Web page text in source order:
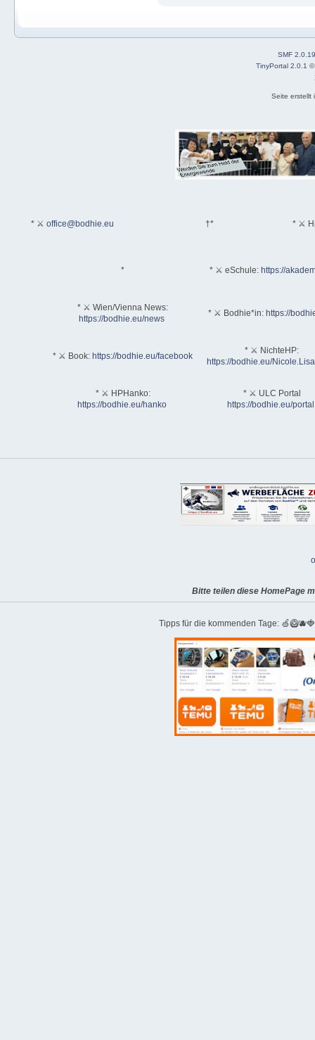
SMF 2.0.19
TinyPortal 2.0.1
Seite erstellt
* ⚔ office@bodhie.eu †* * ⚔
* * ⚔ eSchule: https://
* ⚔ Wien/Vienna News:
https://bodhie.eu/news
* ⚔ Bodhie*in: https://
* ⚔ Book: https://bodhie.eu/facebook
* ⚔ NichteHP:
https://bodhie.eu/
* ⚔ HPHanko:
https://bodhie.eu/hanko
* ⚔ ULC Portal
https://bodhie.eu/portal
Bitte teilen diese HomePage
Tipps für die kommenden Tage: